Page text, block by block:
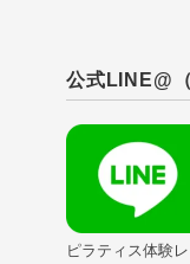
公式LINE@
ピラティス体験